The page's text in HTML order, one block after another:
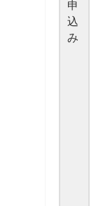
申
込
み